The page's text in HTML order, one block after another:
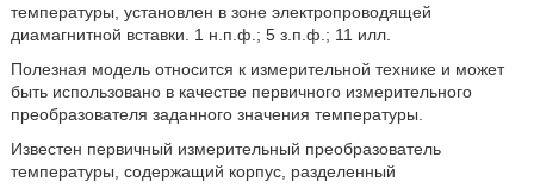
температуры, установлен в зоне электропроводящей
диамагнитной вставки. 1 н.п.ф.; 5 з.п.ф.; 11 илл.
Полезная модель относится к измерительной технике и может
быть использовано в качестве первичного измерительного
преобразователя заданного значения температуры.
Известен первичный измерительный преобразователь
температуры, содержащий корпус, разделенный